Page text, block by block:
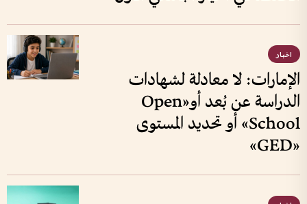
اخبار
الإمارات: لا معادلة لشهادات
الدراسة عن بُعد أو«Open
School» أو تحديد المستوى
«GED»